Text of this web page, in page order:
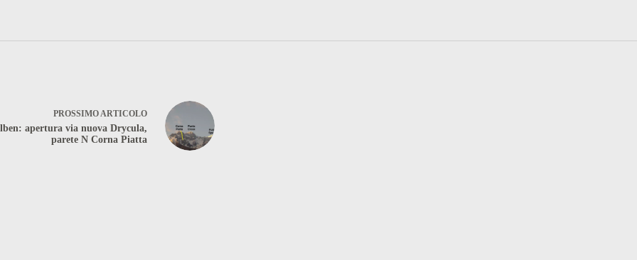
PROSSIMO ARTICOLO
apertura via nuova Drycula,
parete N Corna Piatta